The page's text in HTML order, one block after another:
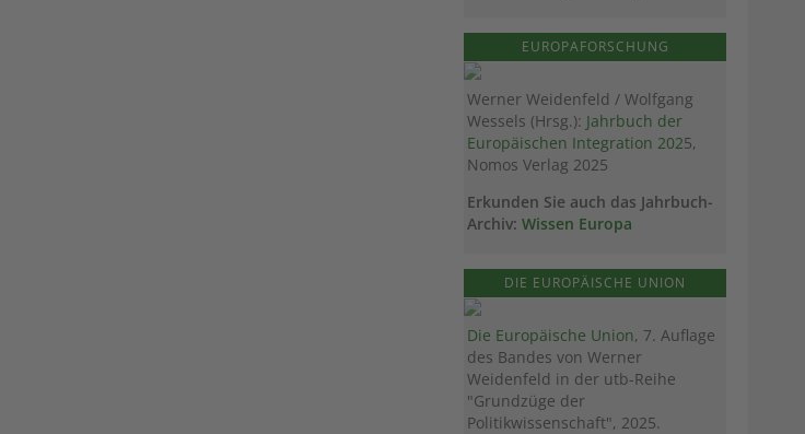
EUROPAFORSCHUNG
Werner Weidenfeld / Wolfgang
Wessels (Hrsg.): Jahrbuch der
Europäischen Integration 2025,
Nomos Verlag 2025
Erkunden Sie auch das Jahrbuch-
Archiv: Wissen Europa
DIE EUROPÄISCHE UNION
Die Europäische Union, 7. Auflage
des Bandes von Werner
Weidenfeld in der utb-Reihe
"Grundzüge der
Politikwissenschaft", 2025.